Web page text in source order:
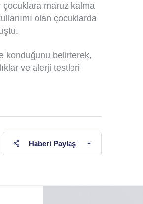
çocuklara maruz kalma
olan çocuklarda
konduğunu belirterek,
ve alerji testleri
Haberi Paylaş